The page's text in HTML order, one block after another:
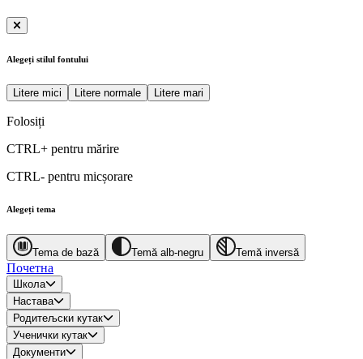
Alegeți stilul fontului
Litere mici Litere normale Litere mari
Folosiți
CTRL+ pentru mărire
CTRL- pentru micșorare
Alegeți tema
Tema de bază Temă alb-negru Temă inversă
Почетна
Школа
Настава
Родитељски кутак
Ученички кутак
Документи